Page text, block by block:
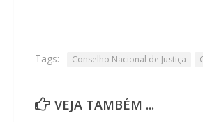
Tags: Conselho Nacional de Justiça
VEJA TAMBÉM ...